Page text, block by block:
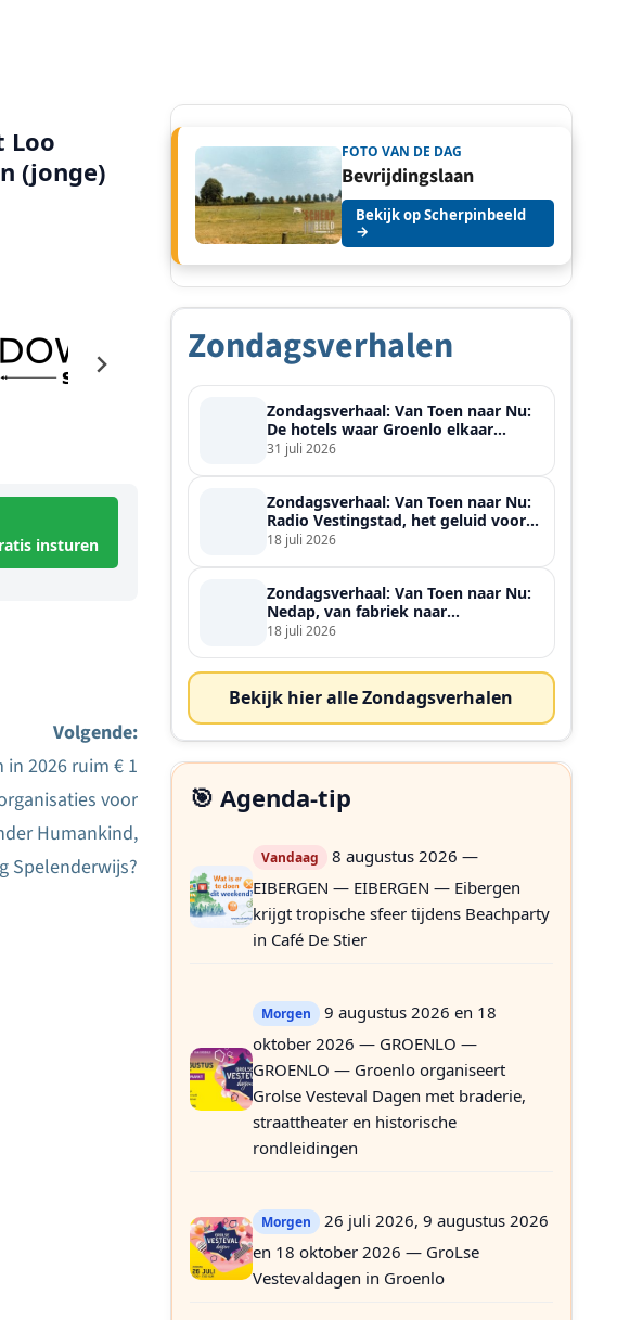
Loo
(jonge)
insturen
Volgende:
2026 ruim € 1
voor
Humankind,
Spelenderwijs?
FOTO VAN DE DAG
Bevrijdingslaan
Bekijk op Scherpinbeeld
→
Zondagsverhalen
Zondagsverhaal: Van Toen naar Nu:
De hotels waar Groenlo elkaar
ontmoette
31 juli 2026
Zondagsverhaal: Van Toen naar Nu:
Radio Vestingstad, het geluid voor
heel de streek
18 juli 2026
Zondagsverhaal: Van Toen naar Nu:
Nedap, van fabriek naar
wereldspeler
18 juli 2026
Bekijk hier alle Zondagsverhalen
🎯 Agenda-tip
Vandaag
8 augustus 2026 —
EIBERGEN — EIBERGEN — Eibergen
krijgt tropische sfeer tijdens Beachparty
in Café De Stier
Morgen
9 augustus 2026 en 18
oktober 2026 — GROENLO —
GROENLO — Groenlo organiseert
Grolse Vesteval Dagen met braderie,
straattheater en historische
rondleidingen
Morgen
26 juli 2026, 9 augustus 2026
en 18 oktober 2026 — GroLse
Vestevaldagen in Groenlo